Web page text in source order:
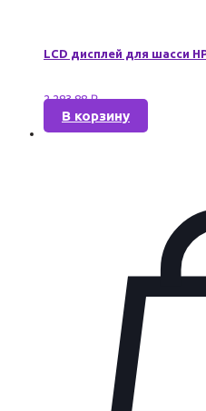
LCD дисплей для шасси
2 283,88₽
В корзину